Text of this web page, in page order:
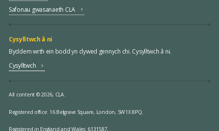
Safonau gwasanaeth CLA
Cysylltwch â ni
Byddem wrth ein bodd yn clywed gennych chi. Cysylltwch â ni.
Cysylltwch
All content © 2026, CLA.
Registered office: 16 Belgrave Square, London, SW1X 8PQ.
Registered in England and Wales: 6131587.